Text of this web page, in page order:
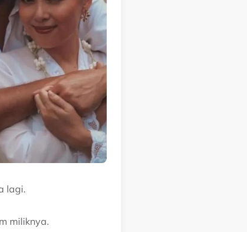
lagi.
miliknya.